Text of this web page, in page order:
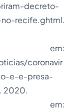
decreto-
recife.ghtml.
em:
coronavir
e-e-presa-
2020.
em: